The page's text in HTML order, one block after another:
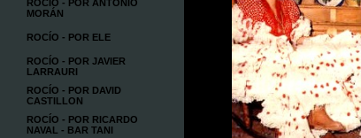
ROCÍO - POR ANTONIO
MORÁN
ROCÍO - POR ELE
ROCÍO - POR JAVIER
LARRAURI
ROCÍO - POR DAVID
CASTILLON
ROCÍO - POR RICARDO
NAVAL - BAR TANI